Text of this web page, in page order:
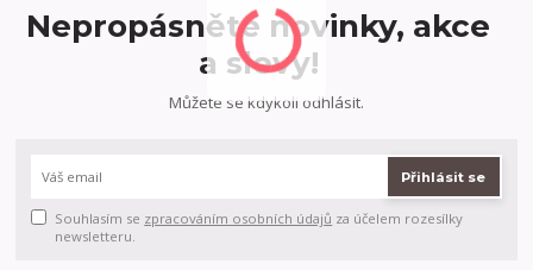
Nepropásněte novinky, akce
a slevy!
Můžete se kdykoli odhlásit.
Přihlásit se
Souhlasím se zpracováním osobních údajů za účelem rozesílky
newsletteru.